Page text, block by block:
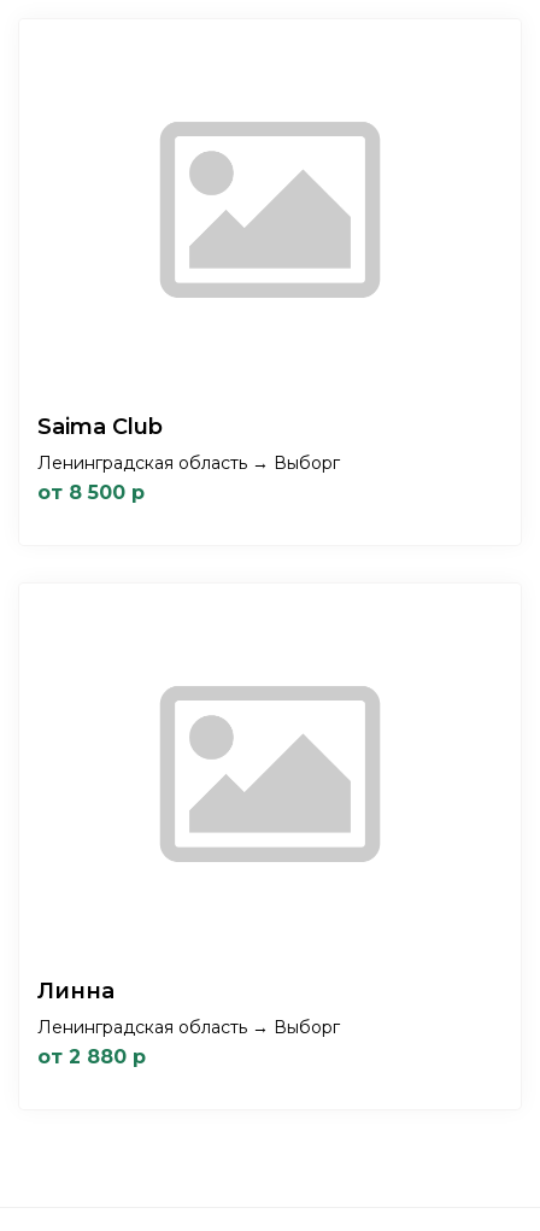
Saima Club
Ленинградская область → Выборг
от 8 500 р
Линна
Ленинградская область → Выборг
от 2 880 р